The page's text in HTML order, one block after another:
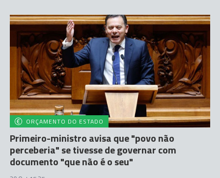
ORÇAMENTO DO ESTADO
Primeiro-ministro avisa que "povo não
perceberia" se tivesse de governar com
documento "que não é o seu"